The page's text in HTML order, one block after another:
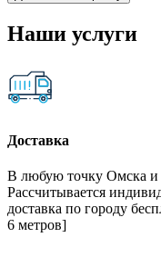
Наши услуги
Доставка
В любую точку Омска и
Рассчитывается
доставка по городу
6 метров]